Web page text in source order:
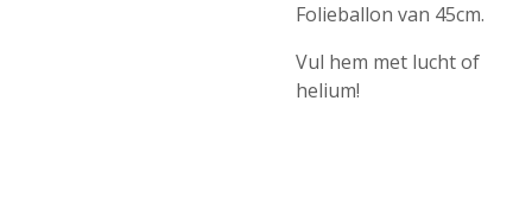
Folieballon van 45cm.
Vul hem met lucht of
helium!